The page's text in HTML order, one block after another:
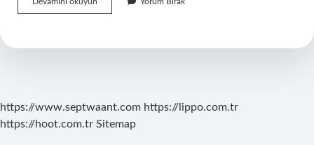
Bağlandıktan
Olunur
https://www.septwaant.com https://lippo.com.tr
https://hoot.com.tr Sitemap